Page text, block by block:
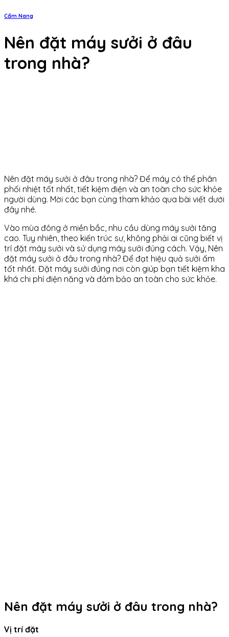
Cẩm Nang
Nên đặt máy sưởi ở đâu
trong nhà?
Nên đặt máy sưởi ở đâu trong nhà? Để máy có thể phân
phối nhiệt tốt nhất, tiết kiệm điện và an toàn cho sức khỏe
người dùng. Mời các bạn cùng tham khảo qua bài viết dưới
đây nhé.
Vào mùa đông ở miền bắc, nhu cầu dùng máy sưởi tăng
cao. Tuy nhiên, theo kiến trúc sư, không phải ai cũng biết vị
trí đặt máy sưởi và sử dụng máy sưởi đúng cách. Vậy, Nên
đặt máy sưởi ở đâu trong nhà? Để đạt hiệu quả sưởi ấm
tốt nhất. Đặt máy sưởi đúng nơi còn giúp bạn tiết kiệm kha
khá chi phí điện năng và đảm bảo an toàn cho sức khỏe.
Nên đặt máy sưởi ở đâu trong nhà?
Vị trí đặt